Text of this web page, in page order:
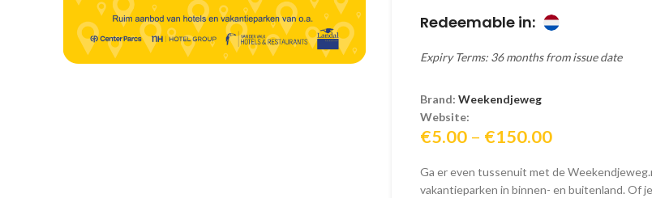
Redeemable in:
Expiry Terms: 36 months from issue date
Brand:Weekendjeweg
Website:
€5.00 – €150.00Price
€5.00
Ga er even tussenuit met de
vakantieparken in binnen- en buitenland. Of